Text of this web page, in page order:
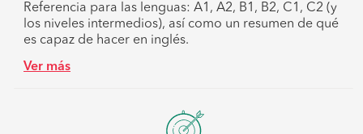
Referencia para las lenguas: A1, A2, B1, B2, C1, C2 (y
los niveles intermedios), así como un resumen de qué
es capaz de hacer en inglés.
Ver más